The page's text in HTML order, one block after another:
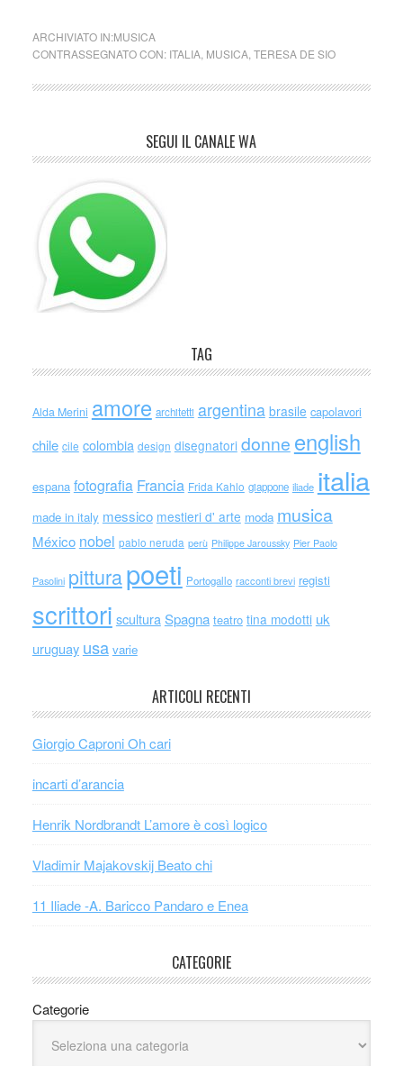
ARCHIVIATO IN:MUSICA
CONTRASSEGNATO CON: ITALIA, MUSICA, TERESA DE SIO
SEGUI IL CANALE WA
TAG
Alda Merini amore architetti argentina brasile capolavori
chile cile colombia design disegnatori donne english
espana fotografia Francia Frida Kahlo giappone iliade italia
made in italy messico mestieri d' arte moda musica
México nobel pablo neruda perù Philippe Jaroussky Pier Paolo
Pasolini pitturapoeti Portogallo racconti brevi registi
scrittori scultura Spagna teatro tina modotti uk
uruguay usa varie
ARTICOLI RECENTI
Giorgio Caproni Oh cari
incarti d’arancia
Henrik Nordbrandt L’amore è così logico
Vladimir Majakovskij Beato chi
11 Iliade -A. Baricco Pandaro e Enea
CATEGORIE
Categorie